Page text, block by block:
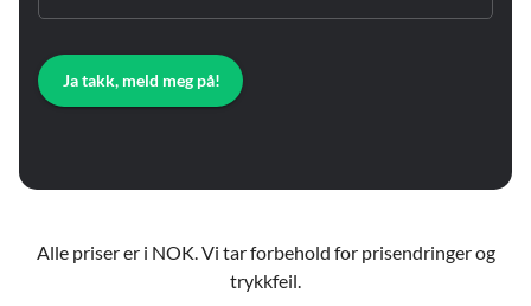
Ja takk, meld meg på!
Alle priser er i NOK. Vi tar forbehold for prisendringer og
trykkfeil.